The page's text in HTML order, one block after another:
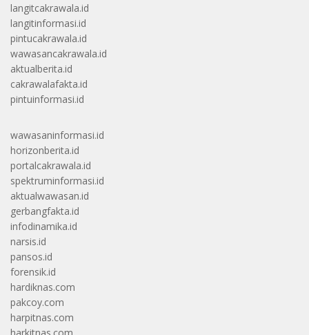
langitcakrawala.id
langitinformasi.id
pintucakrawala.id
wawasancakrawala.id
aktualberita.id
cakrawalafakta.id
pintuinformasi.id
wawasaninformasi.id
horizonberita.id
portalcakrawala.id
spektruminformasi.id
aktualwawasan.id
gerbangfakta.id
infodinamika.id
narsis.id
pansos.id
forensik.id
hardiknas.com
pakcoy.com
harpitnas.com